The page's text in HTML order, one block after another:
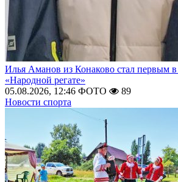
Илья Аманов из Конаково стал первым
«Народной регате»
05.08.2026, 12:46 ФОТО
89
Новости спорта